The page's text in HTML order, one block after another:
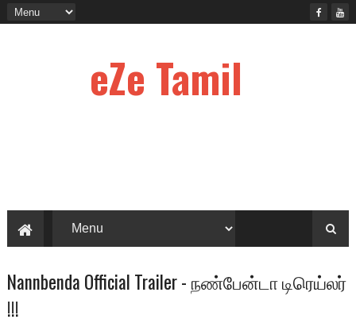
eZe Tamil
Nannbenda Official Trailer - நண்பேன்டா டிரெய்லர்
!!!